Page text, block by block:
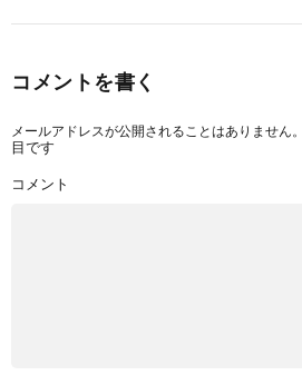
コメントを書く
メールアドレスが公開されることはありません。
目です
コメント